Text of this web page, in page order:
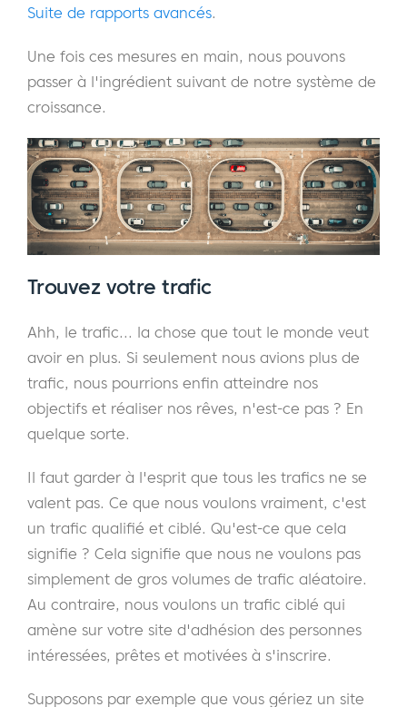
Suite de rapports avancés.
Une fois ces mesures en main, nous pouvons
passer à l'ingrédient suivant de notre système de
croissance.
Trouvez votre trafic
Ahh, le trafic... la chose que tout le monde veut
avoir en plus. Si seulement nous avions plus de
trafic, nous pourrions enfin atteindre nos
objectifs et réaliser nos rêves, n'est-ce pas ? En
quelque sorte.
Il faut garder à l'esprit que tous les trafics ne se
valent pas. Ce que nous voulons vraiment, c'est
un trafic qualifié et ciblé. Qu'est-ce que cela
signifie ? Cela signifie que nous ne voulons pas
simplement de gros volumes de trafic aléatoire.
Au contraire, nous voulons un trafic ciblé qui
amène sur votre site d'adhésion des personnes
intéressées, prêtes et motivées à s'inscrire.
Supposons par exemple que vous gériez un site